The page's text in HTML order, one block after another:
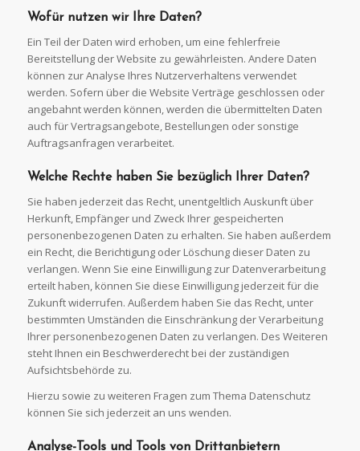
Wofür nutzen wir Ihre Daten?
Ein Teil der Daten wird erhoben, um eine fehlerfreie
Bereitstellung der Website zu gewährleisten. Andere Daten
können zur Analyse Ihres Nutzerverhaltens verwendet
werden. Sofern über die Website Verträge geschlossen oder
angebahnt werden können, werden die übermittelten Daten
auch für Vertragsangebote, Bestellungen oder sonstige
Auftragsanfragen verarbeitet.
Welche Rechte haben Sie bezüglich Ihrer Daten?
Sie haben jederzeit das Recht, unentgeltlich Auskunft über
Herkunft, Empfänger und Zweck Ihrer gespeicherten
personenbezogenen Daten zu erhalten. Sie haben außerdem
ein Recht, die Berichtigung oder Löschung dieser Daten zu
verlangen. Wenn Sie eine Einwilligung zur Datenverarbeitung
erteilt haben, können Sie diese Einwilligung jederzeit für die
Zukunft widerrufen. Außerdem haben Sie das Recht, unter
bestimmten Umständen die Einschränkung der Verarbeitung
Ihrer personenbezogenen Daten zu verlangen. Des Weiteren
steht Ihnen ein Beschwerderecht bei der zuständigen
Aufsichtsbehörde zu.
Hierzu sowie zu weiteren Fragen zum Thema Datenschutz
können Sie sich jederzeit an uns wenden.
Analyse-Tools und Tools von Drittanbietern